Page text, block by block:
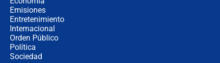
Emisiones
Entretenimiento
Internacional
Orden Público
Política
Sociedad